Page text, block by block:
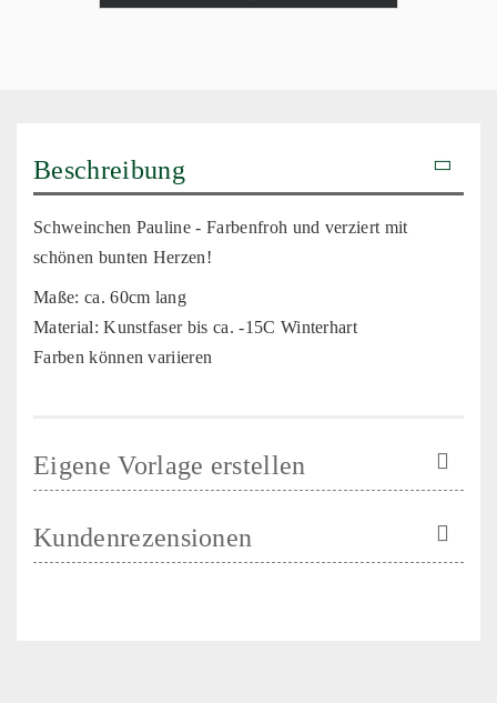
Beschreibung
Schweinchen Pauline - Farbenfroh und verziert mit
schönen bunten Herzen!
Maße: ca. 60cm lang
Material: Kunstfaser bis ca. -15C Winterhart
Farben können variieren
Eigene Vorlage erstellen
Kundenrezensionen